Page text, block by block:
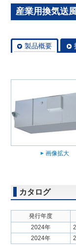
産業用換気送
製品概要
画像拡大
カタログ
発行年度
2024年
2024年